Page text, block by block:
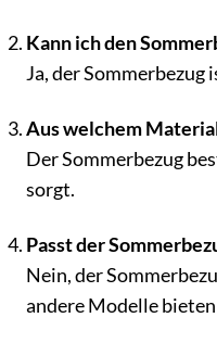
Kann ich den
Ja, der Sommerbezug
Aus welchem
Der Sommerbezug
sorgt.
Passt der
Nein, der
andere Modelle